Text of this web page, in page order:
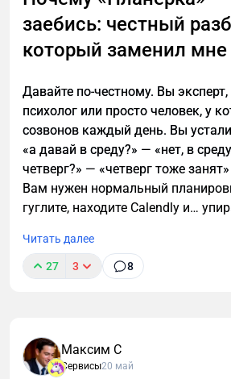
Рассказываем, как вывели
и заставили отказывать из‑за
заебись: честный
который заменил мне
Давайте по-честному. Вы эксперт,
психолог или просто человек, у
созвонов каждый день. Вы
«а давай в среду?» — «нет, в
четверг?» — «четверг тоже
Вам нужен нормальный
гуглите, находите Calendly и…
Читать далее
27 3 8
Максим С
Сервисы20 май